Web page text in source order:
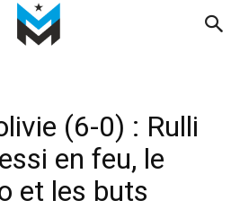
(6-0) : Rulli
en feu, le
et les buts